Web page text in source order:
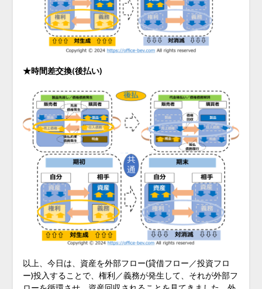
★時間差交換(後払い)
以上、今日は、資産を外部フロー(貸借フロー／投資フロ
ー)投入することで、権利／義務が発生して、それが外部フ